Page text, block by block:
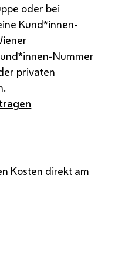
oder bei
Kund*innen-
Nummer
privaten
Kosten direkt am